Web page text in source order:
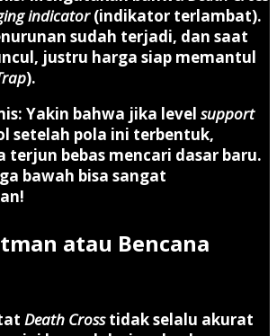
indicator(indikator terlambat).
sudah terjadi, dan saat
justru harga siap memantul
).
Yakin bahwa jika level support
setelah pola ini terbentuk,
terjun bebas mencari dasar baru.
bawah bisa sangat
atau Bencana
Death Crosstidak selalu akurat